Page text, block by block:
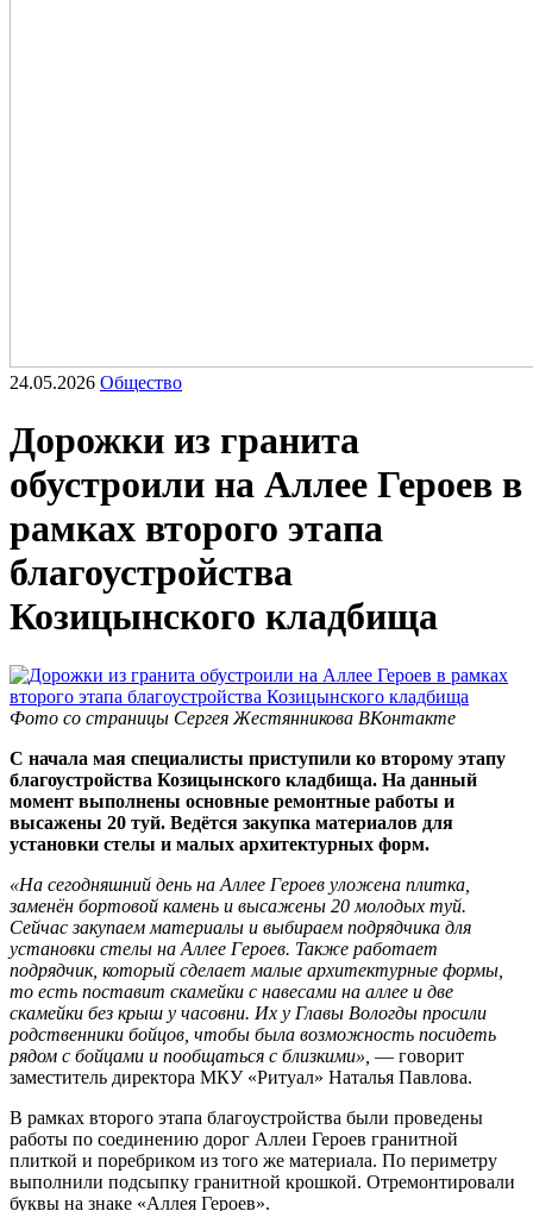
24.05.2026 Общество
Дорожки из гранита
обустроили на Аллее Героев в
рамках второго этапа
благоустройства
Козицынского кладбища
Фото со страницы Сергея Жестянникова ВКонтакте
С начала мая специалисты приступили ко второму этапу
благоустройства Козицынского кладбища. На данный
момент выполнены основные ремонтные работы и
высажены 20 туй. Ведётся закупка материалов для
установки стелы и малых архитектурных форм.
«На сегодняшний день на Аллее Героев уложена плитка,
заменён бортовой камень и высажены 20 молодых туй.
Сейчас закупаем материалы и выбираем подрядчика для
установки стелы на Аллее Героев. Также работает
подрядчик, который сделает малые архитектурные формы,
то есть поставит скамейки с навесами на аллее и две
скамейки без крыш у часовни. Их у Главы Вологды просили
родственники бойцов, чтобы была возможность посидеть
рядом с бойцами и пообщаться с близкими», — говорит
заместитель директора МКУ «Ритуал» Наталья Павлова.
В рамках второго этапа благоустройства были проведены
работы по соединению дорог Аллеи Героев гранитной
плиткой и поребриком из того же материала. По периметру
выполнили подсыпку гранитной крошкой. Отремонтировали
буквы на знаке «Аллея Героев».